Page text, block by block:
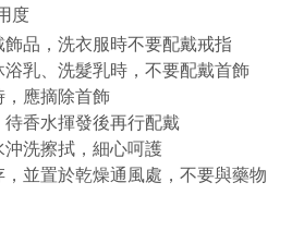
度
品，洗衣服時不要配戴戒指
乳、洗髮乳時，不要配戴首飾
應摘除首飾
香水揮發後再行配戴
洗擦拭，細心呵護
並置於乾燥通風處，不要與藥物